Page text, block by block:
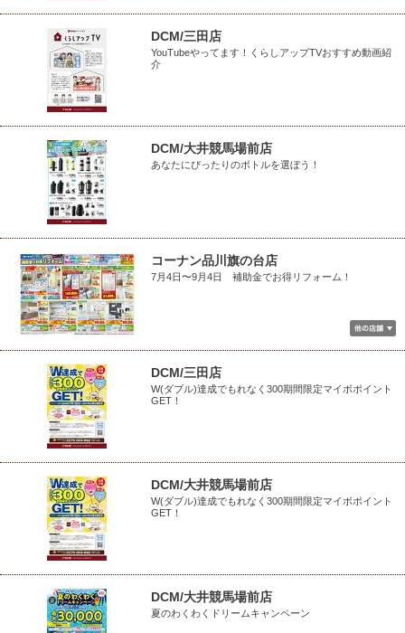
DCM/三田店
YouTubeやってます！くらしアップTVおすすめ動画紹
介
DCM/大井競馬場前店
あなたにぴったりのボトルを選ぼう！
コーナン品川旗の台店
7月4日〜9月4日 補助金でお得リフォーム！
DCM/三田店
W(ダブル)達成でもれなく300期間限定マイボポイント
GET！
DCM/大井競馬場前店
W(ダブル)達成でもれなく300期間限定マイボポイント
GET！
DCM/大井競馬場前店
夏のわくわくドリームキャンペーン